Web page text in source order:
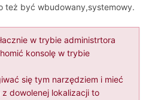
też być wbudowany,systemowy.
w trybie administrtora
konsolę w trybie
się tym narzędziem i mieć
dowolenej lokalizacji to